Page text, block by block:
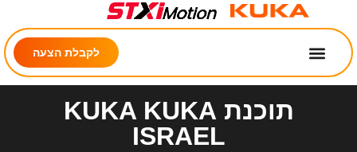
לקבלת הצעה
תוכנת KUKA KUKA
ISRAEL